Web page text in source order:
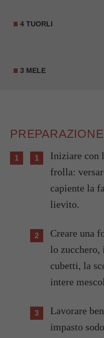
4 TUORLI
3 MELE
PREPARAZIONE
Iniziare con
frolla:
capiente la
lievito.
Creare una
lo
cubetti, la
intere
Lavorare
impasto